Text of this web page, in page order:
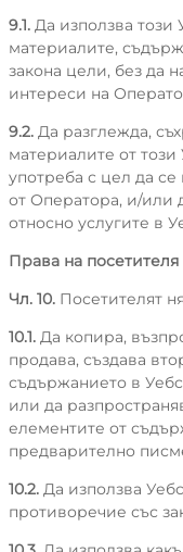
9.1. Да използва този
материалите,
закона цели, без да
интереси на
9.2. Да разглежда,
материалите от
употреба с цел да
от Оператора, и/или
относно услугите в
Права на посетителя
Чл. 10. Посетителят
10.1. Да копира,
продава, създава
съдържанието в
или да
елементите от
предварително
10.2. Да използва
противоречие със